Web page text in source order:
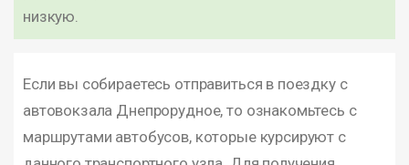
низкую.
Если вы собираетесь отправиться в поездку с
автовокзала Днепрорудное, то ознакомьтесь с
маршрутами автобусов, которые курсируют с